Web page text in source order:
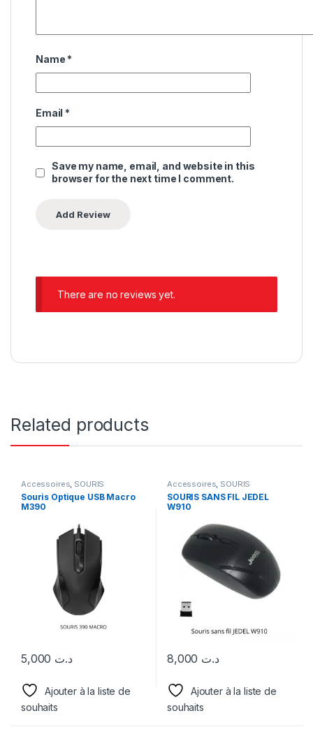
Name *
Email *
Save my name, email, and website in this
browser for the next time I comment.
There are no reviews yet.
Related products
Accessoires, SOURIS
Souris Optique USB Macro
M390
د.ت
Ajouter à la liste de
souhaits
Accessoires, SOURIS
SOURIS SANS FIL JEDEL
W910
د.ت
Ajouter à la liste de
souhaits